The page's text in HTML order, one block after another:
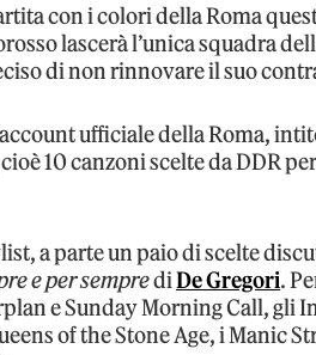
con i colori della Roma
lascerà l’unica squadra
di non rinnovare il suo
ufficiale della Roma,
10 canzoni scelte da DDR
a parte un paio di scelte
e per semprediDe Gregori.
e Sunday Morning Call, gli
of the Stone Age, i Manic